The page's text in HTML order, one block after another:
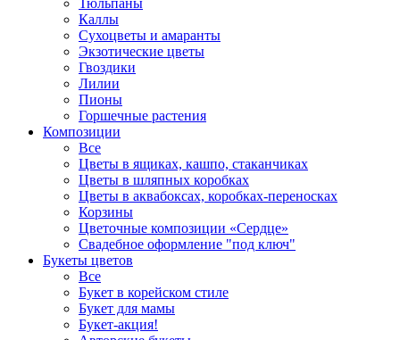
Тюльпаны
Каллы
Сухоцветы и амаранты
Экзотические цветы
Гвоздики
Лилии
Пионы
Горшечные растения
Композиции
Все
Цветы в ящиках, кашпо, стаканчиках
Цветы в шляпных коробках
Цветы в аквабоксах, коробках-переносках
Корзины
Цветочные композиции «Сердце»
Свадебное оформление "под ключ"
Букеты цветов
Все
Букет в корейском стиле
Букет для мамы
Букет-акция!